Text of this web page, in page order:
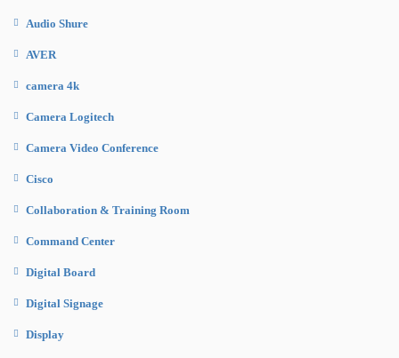
Audio Shure
AVER
camera 4k
Camera Logitech
Camera Video Conference
Cisco
Collaboration & Training Room
Command Center
Digital Board
Digital Signage
Display